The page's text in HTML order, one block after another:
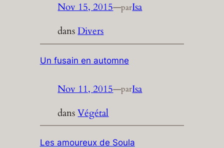
Nov 15, 2015—parIsa
dansDivers
Un fusain en automne
Nov 11, 2015—parIsa
dansVégétal
Les amoureux de Soula